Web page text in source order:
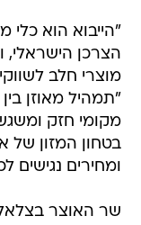
"הייבוא הוא
הצרכן
מוצרי חלב
"תמהיל מאוזן
מקומי חזק
בטחון המזון של
ומחירים נגישים
שר האוצר